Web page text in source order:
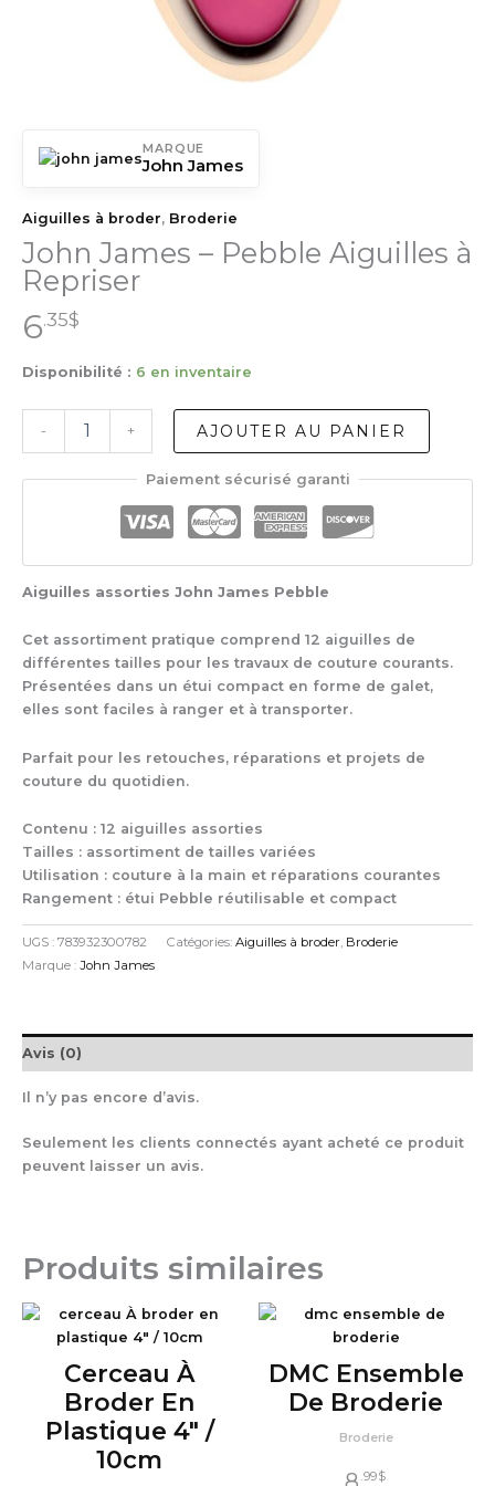
MARQUE
John James
Aiguilles à broder, Broderie
John James – Pebble Aiguilles à
Repriser
6.35$
Disponibilité : 6 en inventaire
-
quantité
James
Repriser
+ AJOUTER AU PANIER
Paiement sécurisé garanti
Aiguilles assorties John James Pebble
Cet assortiment pratique comprend 12 aiguilles de
différentes tailles pour les travaux de couture courants.
Présentées dans un étui compact en forme de galet,
elles sont faciles à ranger et à transporter.
Parfait pour les retouches, réparations et projets de
couture du quotidien.
Contenu : 12 aiguilles assorties
Tailles : assortiment de tailles variées
Utilisation : couture à la main et réparations courantes
Rangement : étui Pebble réutilisable et compact
UGS : 783932300782 Catégories: Aiguilles à broder, Broderie
Marque : John James
Avis (0)
Il n’y pas encore d’avis.
Seulement les clients connectés ayant acheté ce produit
peuvent laisser un avis.
Produits similaires
Cerceau À
Broder En
Plastique 4″ /
10cm
DMC Ensemble
De Broderie
Broderie
.99$